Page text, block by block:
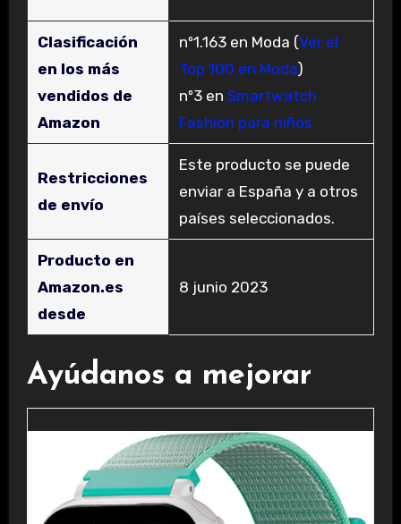
Clasificación
en los más
vendidos de
Amazon
nº1.163 en Moda (Ver el
Top 100 en Moda)
nº3 en Smartwatch
Fashion para niños
Restricciones
de envío
Este producto se puede
enviar a España y a otros
países seleccionados.
Producto en
Amazon.es
desde
8 junio 2023
Ayúdanos a mejorar